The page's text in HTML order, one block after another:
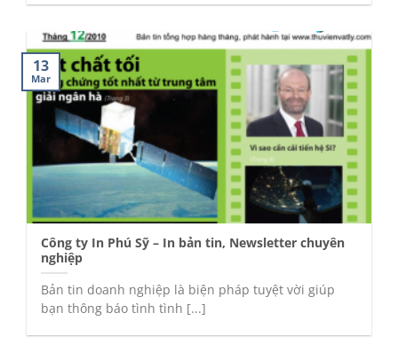
Công ty In Phú Sỹ – In bản tin, Newsletter chuyên
nghiệp
Bản tin doanh nghiệp là biện pháp tuyệt vời giúp
bạn thông báo tình tình [...]
13
Mar